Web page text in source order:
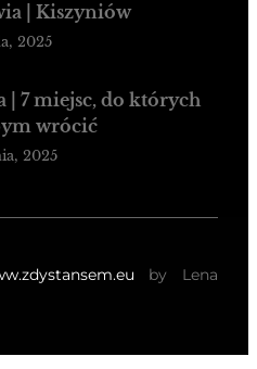
| Kiszyniów
2025
| 7 miejsc, do których
wrócić
2025
by Lena